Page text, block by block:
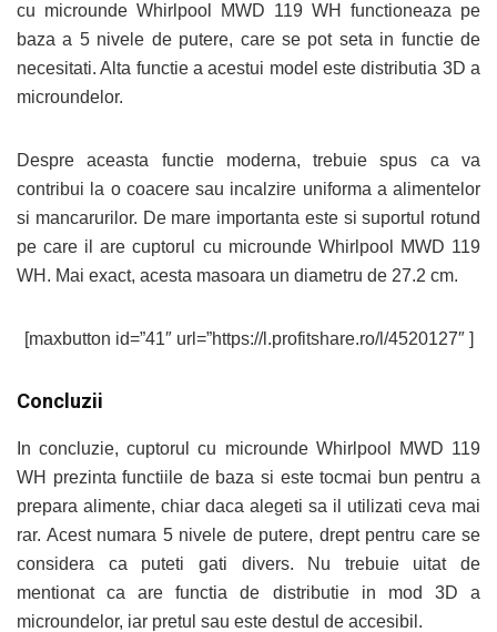
cu microunde Whirlpool MWD 119 WH functioneaza pe
baza a 5 nivele de putere, care se pot seta in functie de
necesitati. Alta functie a acestui model este distributia 3D a
microundelor.
Despre aceasta functie moderna, trebuie spus ca va
contribui la o coacere sau incalzire uniforma a alimentelor
si mancarurilor. De mare importanta este si suportul rotund
pe care il are cuptorul cu microunde Whirlpool MWD 119
WH. Mai exact, acesta masoara un diametru de 27.2 cm.
[maxbutton id=”41″ url=”https://l.profitshare.ro/l/4520127″ ]
Concluzii
In concluzie, cuptorul cu microunde Whirlpool MWD 119
WH prezinta functiile de baza si este tocmai bun pentru a
prepara alimente, chiar daca alegeti sa il utilizati ceva mai
rar. Acest numara 5 nivele de putere, drept pentru care se
considera ca puteti gati divers. Nu trebuie uitat de
mentionat ca are functia de distributie in mod 3D a
microundelor, iar pretul sau este destul de accesibil.